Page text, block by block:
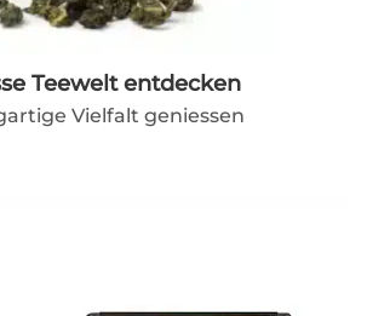
Teewelt entdecken
Vielfalt geniessen